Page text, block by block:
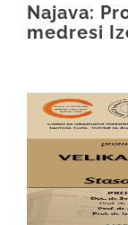
Najava:
medresi